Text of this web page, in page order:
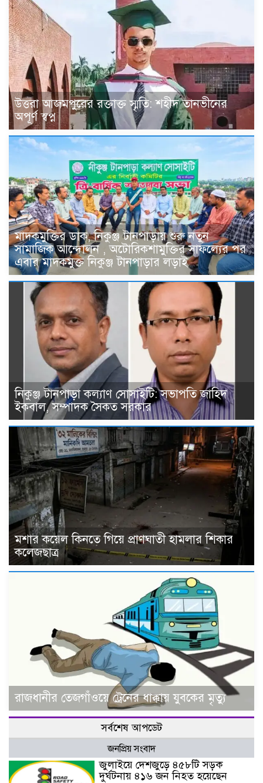
উত্তরা আজমপুরের রক্তাক্ত স্মৃতি: শহীদ তানভীনের
অপূর্ণ স্বপ্ন
মাদকমুক্তির ডাক, নিকুঞ্জ টানপাড়ায় শুরু নতুন
সামাজিক আন্দোলন , অটোরিকশামুক্তির সাফল্যের পর
এবার মাদকমুক্ত নিকুঞ্জ টানপাড়ার লড়াই
নিকুঞ্জ টানপাড়া কল্যাণ সোসাইটি: সভাপতি জাহিদ
ইকবাল, সম্পাদক সৈকত সরকার
মশার কয়েল কিনতে গিয়ে প্রাণঘাতী হামলার শিকার
কলেজছাত্র
রাজধানীর তেজগাঁওয়ে ট্রেনের ধাক্কায় যুবকের মৃত্যু
সর্বশেষ আপডেট
জনপ্রিয় সংবাদ
জুলাইয়ে দেশজুড়ে ৪৫৮টি সড়ক
দুর্ঘটনায় ৪১৬ জন নিহত হয়েছেন